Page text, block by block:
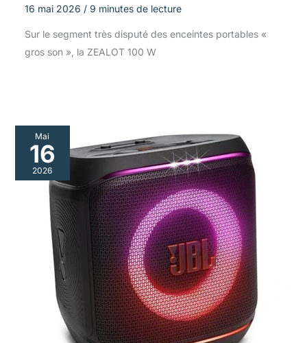
16 mai 2026 / 9 minutes de lecture
Sur le segment très disputé des enceintes portables «
gros son », la ZEALOT 100 W
Mai
16
2026